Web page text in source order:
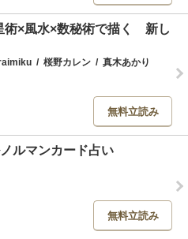
術×風水×数秘術で描く 新し
/ 桜野カレン / 真木あかり
無料立読み
ルマンカード占い
無料立読み